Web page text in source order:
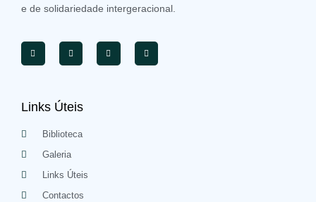
e de solidariedade intergeracional.
Links Úteis
Biblioteca
Galeria
Links Úteis
Contactos